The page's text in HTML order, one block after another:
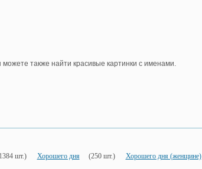
также найти красивые картинки с именами.
шт.) Хорошего дня (250 шт.) Хорошего дня (женщине)